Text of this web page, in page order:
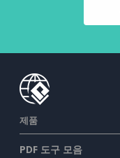
제품
PDF 도구 모음